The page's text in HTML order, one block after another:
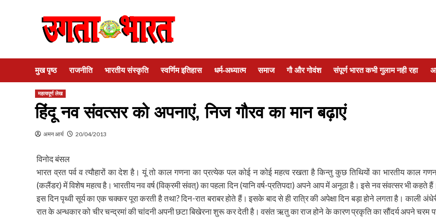
मुख पृष्ठ राजनीति भारतीय संस्कृति स्वर्णिम इतिहास धर्म-अध्यात्म समाज गौ और गोवंश संपूर्ण भारत कभी गुलाम नही रहा
महत्वपूर्ण लेख
हिंदू नव संवत्सर को अपनाएं, निज गौरव का मान बढ़ाएं
अमन आर्य 20/04/2013
विनोद बंसल
भारत व्रत पर्व व त्यौहारों का देश है। यूं तो काल गणना का प्रत्येक पल कोई न कोई महत्व रखता है किन्तु कुछ तिथियों का भारतीय काल
(कलैंडर) में विशेष महत्व है। भारतीय नव वर्ष (विक्रमी संवत्) का पहला दिन (यानि वर्ष-प्रतिपदा) अपने आप में अनूठा है। इसे नव संवत्सर भी कहते
इस दिन पृथ्वी सूर्य का एक चक्कर पूरा करती है तथा? दिन-रात बराबर होते हैं। इसके बाद से ही रात्रि की अपेक्षा दिन बड़ा होने लगता है। काली
रात के अन्धकार को चीर चन्द्रमां की चांदनी अपनी छटा बिखेरना शुरू कर देती है। वसंत ऋतु का राज होने के कारण प्रकृति का सौंदर्य अपने चरम